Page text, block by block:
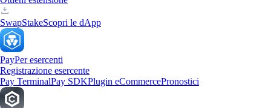
SwapStakeScopri le dApp
PayPer esercenti
Registrazione esercente
Pay TerminalPay SDKPlugin eCommercePronostici